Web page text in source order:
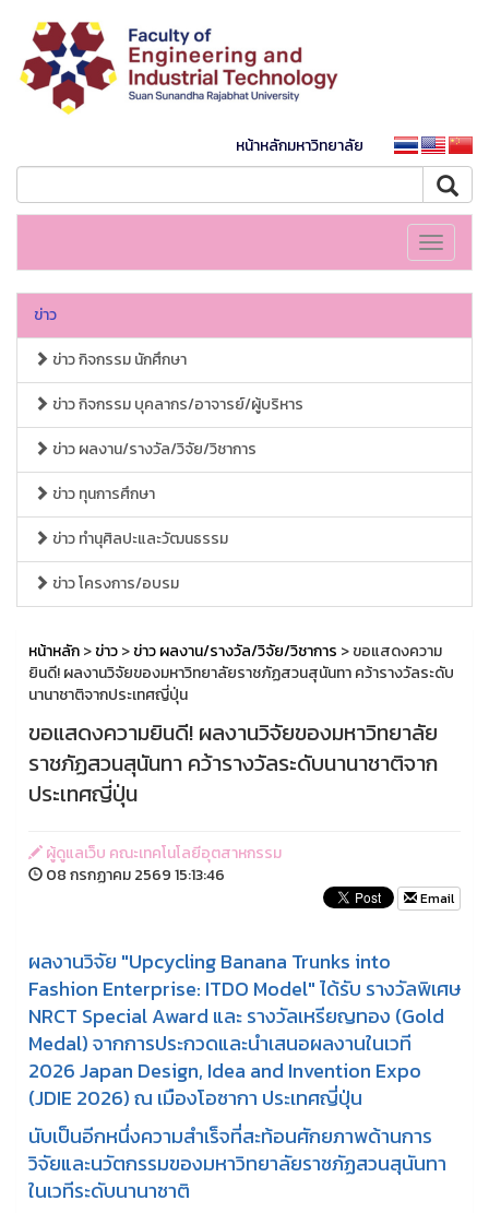
หน้าหลักมหาวิทยาลัย
Toggle
ข่าว
ข่าว กิจกรรม นักศึกษา
ข่าว กิจกรรม บุคลากร/อาจารย์/ผู้บริหาร
ข่าว ผลงาน/รางวัล/วิจัย/วิชาการ
ข่าว ทุนการศึกษา
ข่าว ทำนุศิลปะและวัฒนธรรม
ข่าว โครงการ/อบรม
หน้าหลัก>ข่าว>ข่าว ผลงาน/รางวัล/วิจัย/วิชาการ > ขอแสดงความ
ยินดี! ผลงานวิจัยของมหาวิทยาลัยราชภัฏสวนสุนันทา คว้ารางวัลระดับ
นานาชาติจากประเทศญี่ปุ่น
ขอแสดงความยินดี! ผลงานวิจัยของมหาวิทยาลัย
ราชภัฏสวนสุนันทา คว้ารางวัลระดับนานาชาติจาก
ประเทศญี่ปุ่น
ผู้ดูแลเว็บ คณะเทคโนโลยีอุตสาหกรรม
08 กรกฏาคม 2569 15:13:46
Email
ผลงานวิจัย "Upcycling Banana Trunks into
Fashion Enterprise: ITDO Model" ได้รับ รางวัลพิเศษ
NRCT Special Award และ รางวัลเหรียญทอง (Gold
Medal) จากการประกวดและนำเสนอผลงานในเวที
2026 Japan Design, Idea and Invention Expo
(JDIE 2026) ณ เมืองโอซากา ประเทศญี่ปุ่น
นับเป็นอีกหนึ่งความสำเร็จที่สะท้อนศักยภาพด้านการ
วิจัยและนวัตกรรมของมหาวิทยาลัยราชภัฏสวนสุนันทา
ในเวทีระดับนานาชาติ